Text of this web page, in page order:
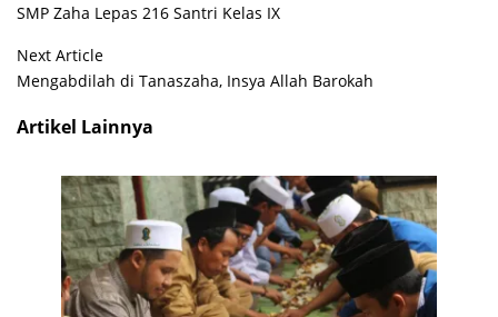
SMP Zaha Lepas 216 Santri Kelas IX
Next Article
Mengabdilah di Tanaszaha, Insya Allah Barokah
Artikel Lainnya